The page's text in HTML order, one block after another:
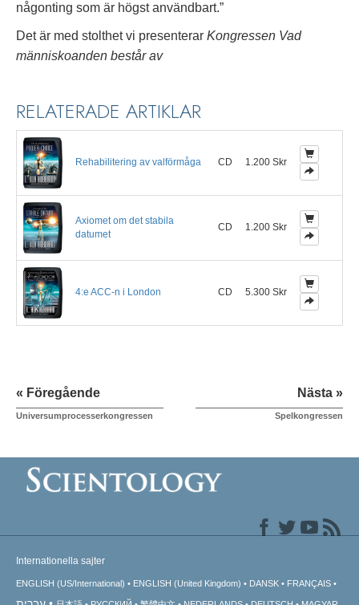
någonting som är högst användbart.”
Det är med stolthet vi presenterar Kongressen Vad
människoanden består av
RELATERADE ARTIKLAR
Rehabilitering av valförmåga CD 1.200 Skr
Axiomet om det stabila
datumet
CD 1.200 Skr
4:e ACC-n i London CD 5.300 Skr
« Föregående
Universumprocesserkongressen
Nästa »
Spelkongressen
Internationella sajter
ENGLISH (US/International) ENGLISH (United Kingdom) DANSK FRANÇAIS